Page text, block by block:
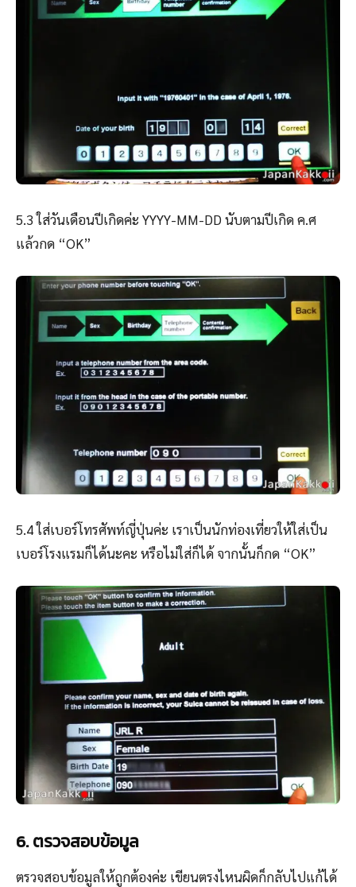
5.3 ใส่วันเดือนปีเกิดค่ะ YYYY-MM-DD นับตามปีเกิด ค.ศ
แล้วกด “OK”
5.4 ใส่เบอร์โทรศัพท์ญี่ปุ่นค่ะ เราเป็นนักท่องเที่ยวให้ใส่เป็น
เบอร์โรงแรมก็ได้นะคะ หรือไม่ใส่ก็ได้ จากนั้นก็กด “OK”
6. ตรวจสอบข้อมูล
ตรวจสอบข้อมูลให้ถูกต้องค่ะ เขียนตรงไหนผิดก็กลับไปแก้ได้